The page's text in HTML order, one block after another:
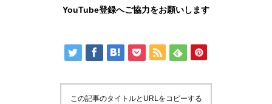
YouTube登録へご協力をお願いします
この記事のタイトルとURLをコピーする